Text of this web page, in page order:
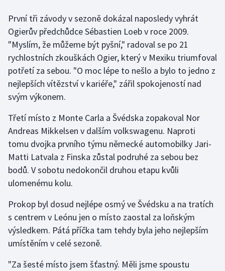
Florbal
Futsal
Golf
Gymnastika
Házená
Judo
Krasobruslení
Lezení
Lyže a snowboard
Moderní pětiboj
První tři závody v sezoně dokázal naposledy vyhrát
Ogierův předchůdce Sébastien Loeb v roce 2009.
"Myslím, že můžeme být pyšní," radoval se po 21
rychlostních zkouškách Ogier, který v Mexiku triumfoval
potřetí za sebou. "O moc lépe to nešlo a bylo to jedno z
nejlepších vítězství v kariéře," zářil spokojeností nad
svým výkonem.
Třetí místo z Monte Carla a Švédska zopakoval Nor
Andreas Mikkelsen v dalším volkswagenu. Naproti
tomu dvojka prvního týmu německé automobilky Jari-
Matti Latvala z Finska zůstal podruhé za sebou bez
bodů. V sobotu nedokončil druhou etapu kvůli
ulomenému kolu.
Prokop byl dosud nejlépe osmý ve Švédsku a na tratích
s centrem v Leónu jen o místo zaostal za loňským
výsledkem. Pátá příčka tam tehdy byla jeho nejlepším
umístěním v celé sezoně.
"Za šesté místo jsem šťastný. Měli jsme spoustu